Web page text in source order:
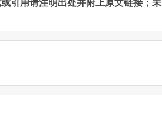
引用请注明出处并附上原文链接；未